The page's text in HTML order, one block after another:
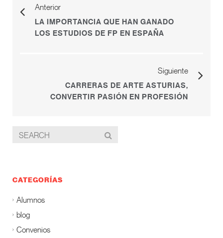
Anterior
LA IMPORTANCIA QUE HAN GANADO
LOS ESTUDIOS DE FP EN ESPAÑA
Siguiente
CARRERAS DE ARTE ASTURIAS,
CONVERTIR PASIÓN EN PROFESIÓN
CATEGORÍAS
Alumnos
blog
Convenios